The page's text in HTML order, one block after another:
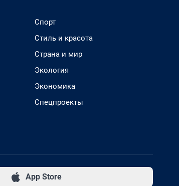
Спорт
Стиль и красота
Страна и мир
Экология
Экономика
Спецпроекты
App Store